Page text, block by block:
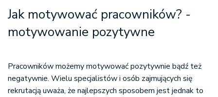
Jak motywować pracowników? -
motywowanie pozytywne
Pracowników możemy motywować pozytywnie bądź też
negatywnie. Wielu specjalistów i osób zajmujących się
rekrutacją uważa, że najlepszych sposobem jest jednak to